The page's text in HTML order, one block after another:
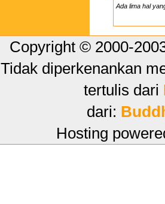
Ada lima hal
Copyright © 2000-
Tidak diperkenankan
tertulis dari
dari:
Hosting